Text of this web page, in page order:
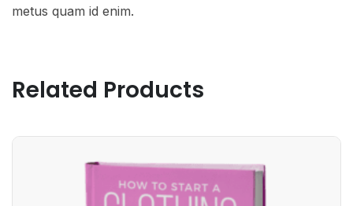
metus quam id enim.
Related Products